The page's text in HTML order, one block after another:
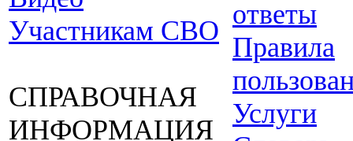
Участникам СВО
СПРАВОЧНАЯ
ИНФОРМАЦИЯ
ответы
Правила
Услуги